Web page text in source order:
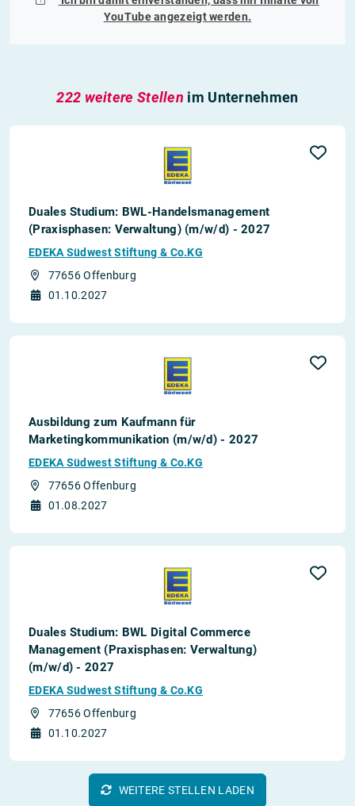
YouTubeangezeigt werden.
222 weitere Stellen im Unternehmen
Duales Studium: BWL-Handelsmanagement
(Praxisphasen: Verwaltung) (m/w/d) - 2027
EDEKA Südwest Stiftung & Co.KG
77656 Offenburg
01.10.2027
Ausbildung zum Kaufmann für
Marketingkommunikation (m/w/d) - 2027
EDEKA Südwest Stiftung & Co.KG
77656 Offenburg
01.08.2027
Duales Studium: BWL Digital Commerce
Management (Praxisphasen: Verwaltung)
(m/w/d) - 2027
EDEKA Südwest Stiftung & Co.KG
77656 Offenburg
01.10.2027
WEITERE STELLEN LADEN